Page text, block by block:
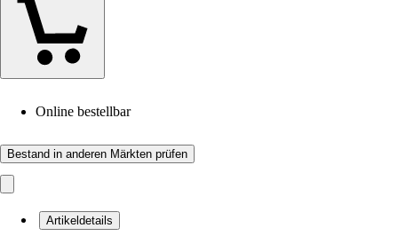
Online bestellbar
Bestand in anderen Märkten prüfen
Artikeldetails